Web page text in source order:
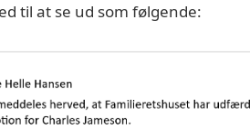
til at se ud som følgende: